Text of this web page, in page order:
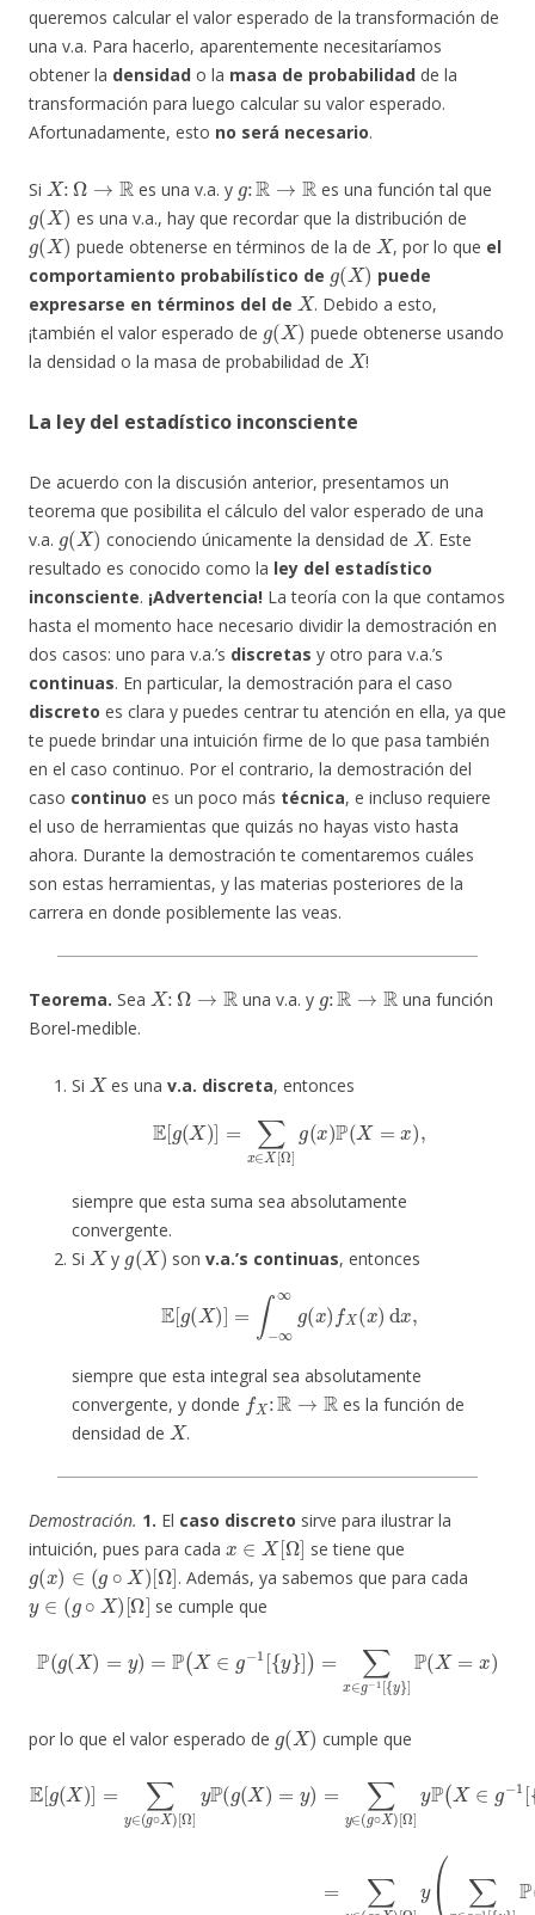
queremos calcular el valor esperado de la transformación de
una v.a. Para hacerlo, aparentemente necesitaríamos
obtener la densidad o la masa de probabilidad de la
transformación para luego calcular su valor esperado.
Afortunadamente, esto no será necesario.
Si
X:Ω→
es una v.a. y
R→
es una función tal que
g(X)
es una v.a., hay que recordar que la distribución de
g(X)
puede obtenerse en términos de la de
X
, por lo que el
comportamiento probabilístico de
g(X)
puede
expresarse en términos del de
X
. Debido a esto,
¡también el valor esperado de
g(X)
puede obtenerse usando
la densidad o la masa de probabilidad de
X
!
La ley del estadístico inconsciente
De acuerdo con la discusión anterior, presentamos un
teorema que posibilita el cálculo del valor esperado de una
v.a.
g(X)
conociendo únicamente la densidad de
X
. Este
resultado es conocido como la ley del estadístico
inconsciente. ¡Advertencia! La teoría con la que contamos
hasta el momento hace necesario dividir la demostración en
dos casos: uno para v.a.’s discretas y otro para v.a.’s
continuas. En particular, la demostración para el caso
discreto es clara y puedes centrar tu atención en ella, ya que
te puede brindar una intuición firme de lo que pasa también
en el caso continuo. Por el contrario, la demostración del
caso continuo es un poco más técnica, e incluso requiere
el uso de herramientas que quizás no hayas visto hasta
ahora. Durante la demostración te comentaremos cuáles
son estas herramientas, y las materias posteriores de la
carrera en donde posiblemente las veas.
Teorema. Sea
X:Ω→
una v.a. y
R→
una función
Borel-medible.
Si
X
es unav.a. discreta, entonces
E g(X)] ∈X ] (x)P(X ,
siempre que esta suma sea absolutamente
convergente.
Si
X
y
g(X)
sonv.a.’s continuas, entonces
−∞∞
siempre que esta integral sea absolutamente
convergente, y donde
fX: R→ R
es la función de
densidad de
X
.
Demostración. 1. El caso discreto sirve para ilustrar la
intuición, pues para cada
x∈X[Ω]
se tiene que
g(x)∈(g∘X)[Ω]
. Además, ya sabemos que para cada
y∈(g∘ X)[Ω]
se cumple que
P(g( ) (X∈g {y }]) =∑x 1[{ ]P(X=
por lo que el valor esperado de
(X)
cumple que
E[g ∑y∈ ∘X [Ω]y (X =∑y∈ ∘X)
Ω]yP ∈g −1[{ =∑ g∘X
(∑x∈ −1[ y}]P x ∈(g )
[Ω ∈g −1[ y ),